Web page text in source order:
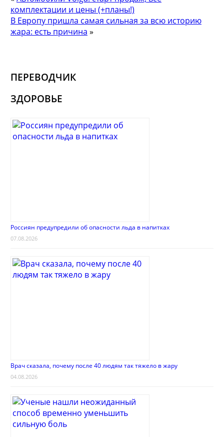
комплектации и цены (+планы!)
В Европу пришла самая сильная за всю историю
жара: есть причина »
ПЕРЕВОДЧИК
ЗДОРОВЬЕ
Россиян предупредили об опасности льда в напитках
07.08.2026
Врач сказала, почему после 40 людям так тяжело в жару
04.08.2026